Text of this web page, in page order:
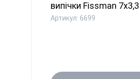
випічки Fissman
Артикул: 6699